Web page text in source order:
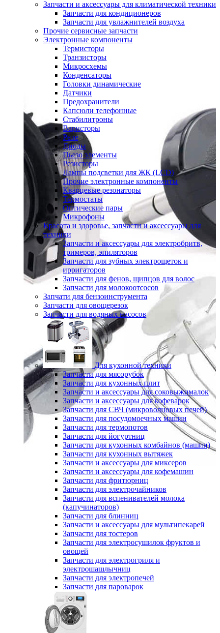
Запчасти и аксессуары для климатической техники
Запчасти для кондиционеров
Запчасти для увлажнителей воздуха
Прочие сервисные запчасти
Электронные компоненты
Термисторы
Транзисторы
Микросхемы
Конденсаторы
Головки динамические
Датчики
Предохранители
Капсюли телефонные
Стабилитроны
Варисторы
Реле
Диоды
Пьезо элементы
Резисторы
Лампы подсветки для ЖК (LCD)
Прочие электронные компоненты
Кварцевые резонаторы
Термостаты
Оптические пары
Микрофоны
Красота и здоровье, запчасти и аксессуары для
техники
Запчасти и аксессуары для электробритв,
тримеров, эпиляторов
Запчасти для зубных электрощеток и
ирригаторов
Запчасти для фенов, щипцов для волос
Запчасти для молокоотсосов
Запчати для бензоинструмента
Запчасти для овощерезок
Запчасти для водяных насосов
Для кухонной техники
Запчасти для мясорубок
Запчасти для кухонных плит
Запчасти и аксессуары для соковыжималок
Запчасти и аксессуары для кофеварок
Запчасти для СВЧ (микроволновых печей)
Запчасти для посудомоечных машин
Запчасти для термопотов
Запчасти для йогуртниц
Запчасти для кухонных комбайнов (машин)
Запчасти для кухонных вытяжек
Запчасти и аксессуары для миксеров
Запчасти и аксессуары для кофемашин
Запчасти для фритюрниц
Запчасти для электрочайников
Запчасти для вспенивателей молока
(капучинаторов)
Запчасти для блинниц
Запчасти и аксессуары для мультипекарей
Запчасти для тостеров
Запчасти для электросушилок фруктов и
овощей
Запчасти для электрогриля и
электрошашлычниц
Запчасти для электропечей
Запчасти для пароварок